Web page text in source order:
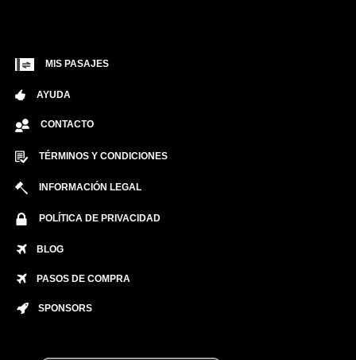
MIS PASAJES
AYUDA
CONTACTO
TÉRMINOS Y CONDICIONES
INFORMACIÓN LEGAL
POLÍTICA DE PRIVACIDAD
BLOG
PASOS DE COMPRA
SPONSORS